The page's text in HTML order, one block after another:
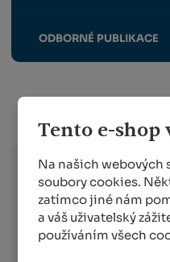
Tento e-shop
Na našich webových
soubory cookies.
zatímco jiné nám
a váš uživatelský
používáním všech
ODBORNÉ PUBLIKACE
Info o přepravě:
Zbožískladem
pracovní den po dni
obdržíme.
následující pracovní